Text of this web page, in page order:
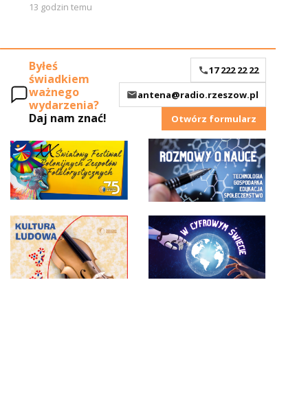
13 godzin temu
Byłeś
świadkiem
ważnego
wydarzenia?
Daj nam znać!
17 222 22 22
antena@radio.rzeszow.pl
Otwórz formularz